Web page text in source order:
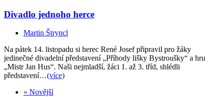
Divadlo jednoho herce
Martin Štryncl
Na pátek 14. listopadu si herec René Josef připravil pro žáky
jedinečné divadelní představení „Příhody lišky Bystroušky“ a hru
„Mistr Jan Hus“. Naši nejmladší, žáci 1. až 3. tříd, shlédli
představení…(více)
« Novější